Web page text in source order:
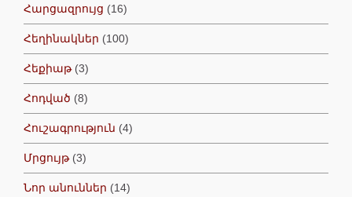
Հարցազրույց (16)
Հեղինակներ (100)
Հեքիաթ(3)
Հոդված (8)
Հուշագրություն (4)
Մրցույթ(3)
Նոր անուններ (14)